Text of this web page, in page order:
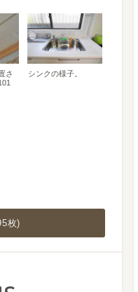
さ
シンクの様子。
枚)